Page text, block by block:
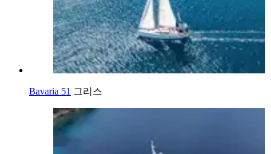
Bavaria 51 그리스